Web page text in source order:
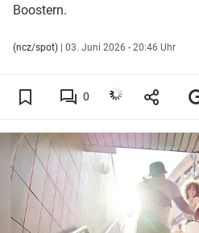
Boostern.
(ncz/spot) | 03. Juni 2026 - 20:46 Uhr
0